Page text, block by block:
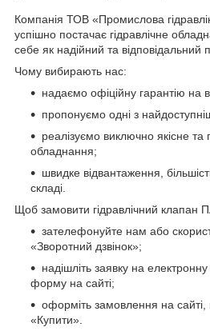
Компанія ТОВ «Промислова
успішно постачає гідравлічне
себе як надійний та відповідальний
Чому вибирають нас:
надаємо офіційну гарантію на
пропонуємо одні з
реалізуємо виключно якісне та
обладнання;
швидке відвантаження,
складі.
Щоб замовити гідравлічний
зателефонуйте нам або
«Зворотний дзвінок»;
надішліть заявку на
форму на сайті;
оформіть замовлення на
«Купити».